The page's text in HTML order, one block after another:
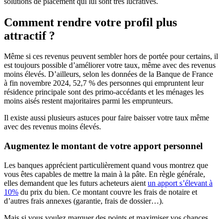
Comment rendre votre profil plus
attractif ?
Même si ces revenus peuvent sembler hors de portée pour certains, il
est toujours possible d’améliorer votre taux, même avec des revenus
moins élevés. D’ailleurs, selon les données de la Banque de France
à fin novembre 2024, 52,7 % des personnes qui empruntent leur
résidence principale sont des primo-accédants et les ménages les
moins aisés restent majoritaires parmi les emprunteurs.
Il existe aussi plusieurs astuces pour faire baisser votre taux même
avec des revenus moins élevés.
Augmentez le montant de votre apport personnel
Les banques apprécient particulièrement quand vous montrez que
vous êtes capables de mettre la main à la pâte. En règle générale,
elles demandent que les futurs acheteurs aient un apport s’élevant à
10% du prix du bien. Ce montant couvre les frais de notaire et
d’autres frais annexes (garantie, frais de dossier…).